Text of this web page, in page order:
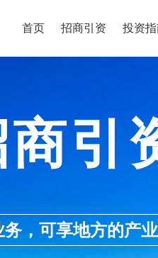
首页 招商引资 投资
引
，可享地方的产